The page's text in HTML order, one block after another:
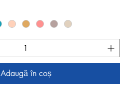
Adaugă în coș